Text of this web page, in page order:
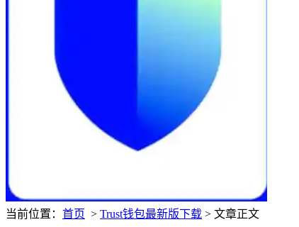
当前位置： 首页 > Trust钱包最新版下载 > 文章正文